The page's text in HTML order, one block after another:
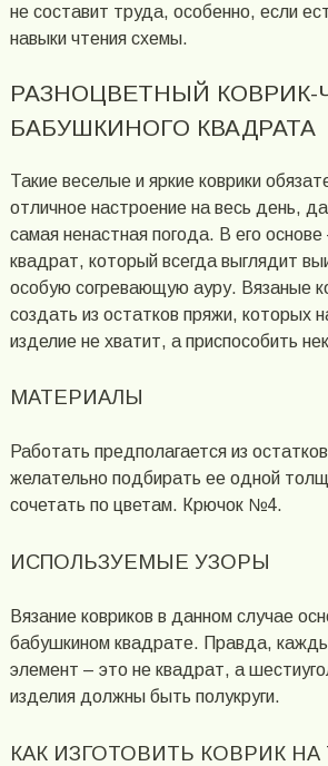
не составит труда, особенно, если
навыки чтения схемы.
РАЗНОЦВЕТНЫЙ КОВРИК-
БАБУШКИНОГО КВАДРАТА
Такие веселые и яркие коврики
отличное настроение на весь день,
самая ненастная погода. В его
квадрат, который всегда выглядит
особую согревающую ауру. Вязаные
создать из остатков пряжи, которых
изделие не хватит, а приспособить
МАТЕРИАЛЫ
Работать предполагается из
желательно подбирать ее одной
сочетать по цветам. Крючок №4.
ИСПОЛЬЗУЕМЫЕ УЗОРЫ
Вязание ковриков в данном случае
бабушкином квадрате. Правда,
элемент – это не квадрат, а
изделия должны быть полукруги.
КАК ИЗГОТОВИТЬ КОВРИК НА